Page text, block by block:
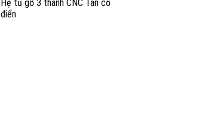
Hệ tủ gỗ 3 thanh CNC Tân cổ
điển